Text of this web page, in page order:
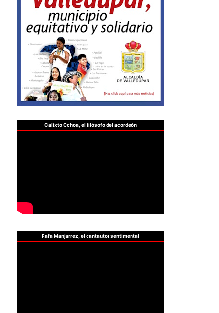
Calixto Ochoa, el filósofo del acordeón
Rafa Manjarrez, el cantautor sentimental